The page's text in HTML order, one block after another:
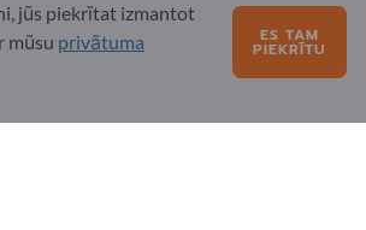
piedāvājums
jūs piekrītat izmantot
mūsu privātuma
ES TAM
PIEKRĪTU